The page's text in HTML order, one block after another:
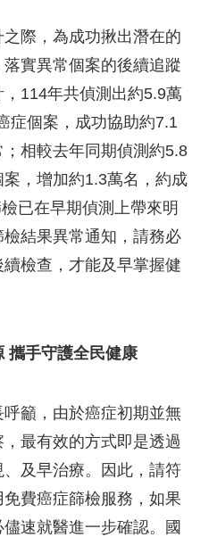
際，為成功揪出潛在的
實異常個案的後續追蹤
114年共偵測出約5.9萬
症個案，成功協助約7.1
相較去年同期偵測約5.8
，增加約1.3萬名，約成
已在早期偵測上帶來明
結果異常通知，請務必
檢查，才能及早掌握健
攜手守護全民健康
籲，由於癌症初期並無
最有效的方式即是透過
及早治療。因此，請符
費癌症篩檢服務，如果
速就醫進一步確認。國